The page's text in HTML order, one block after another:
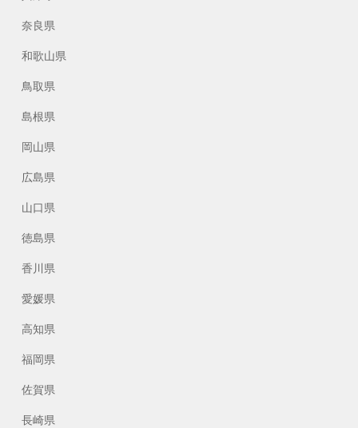
奈良県
和歌山県
鳥取県
島根県
岡山県
広島県
山口県
徳島県
香川県
愛媛県
高知県
福岡県
佐賀県
長崎県